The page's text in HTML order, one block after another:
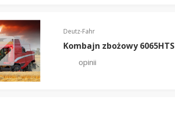
Deutz-Fahr
Kombajn zbożowy 6065HTS
opinii